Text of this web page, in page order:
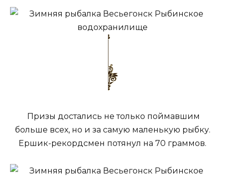
Призы достались не только поймавшим
больше всех, но и за самую маленькую рыбку.
Ершик-рекордсмен потянул на 70 граммов.